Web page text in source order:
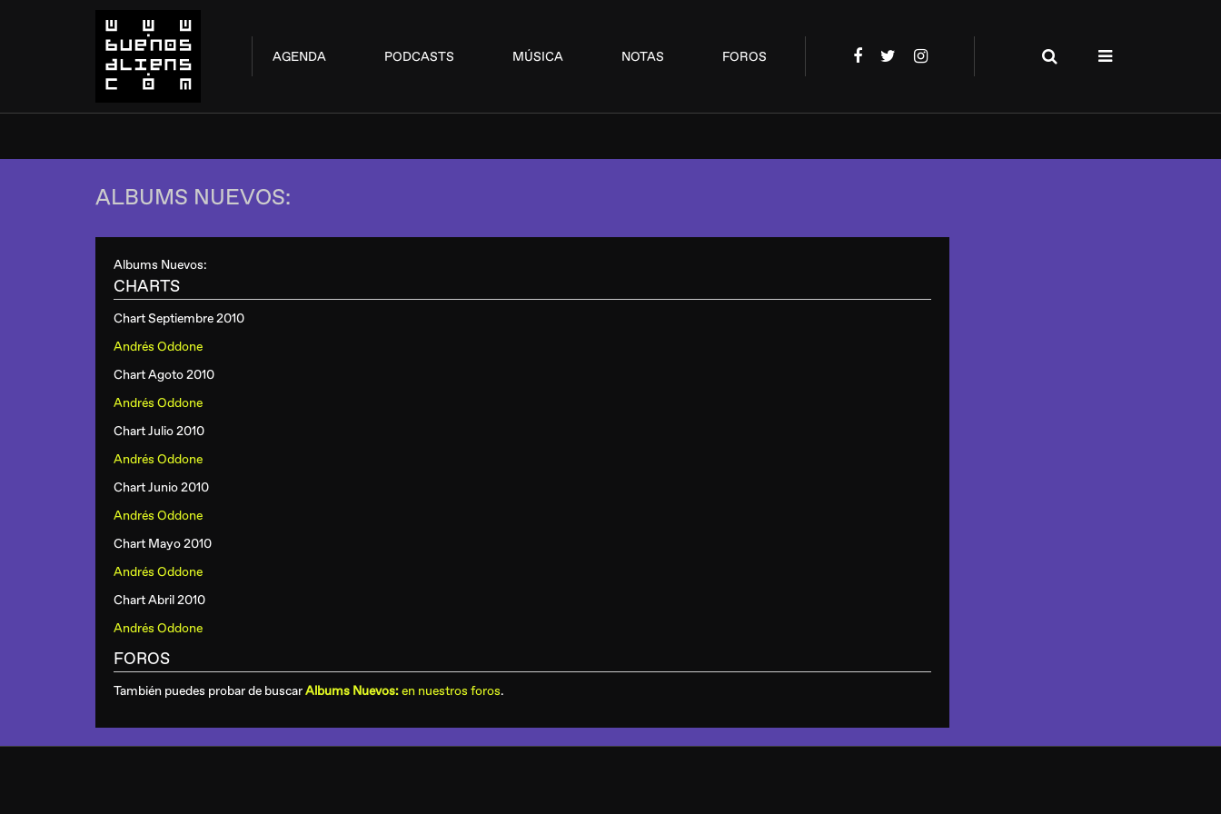
AGENDA PODCASTS MÚSICA NOTAS FOROS
ALBUMS NUEVOS:
Albums Nuevos:
CHARTS
Chart Septiembre 2010
Andrés Oddone
Chart Agoto 2010
Andrés Oddone
Chart Julio 2010
Andrés Oddone
Chart Junio 2010
Andrés Oddone
Chart Mayo 2010
Andrés Oddone
Chart Abril 2010
Andrés Oddone
FOROS
También puedes probar de buscarAlbums Nuevos:en nuestros foros.